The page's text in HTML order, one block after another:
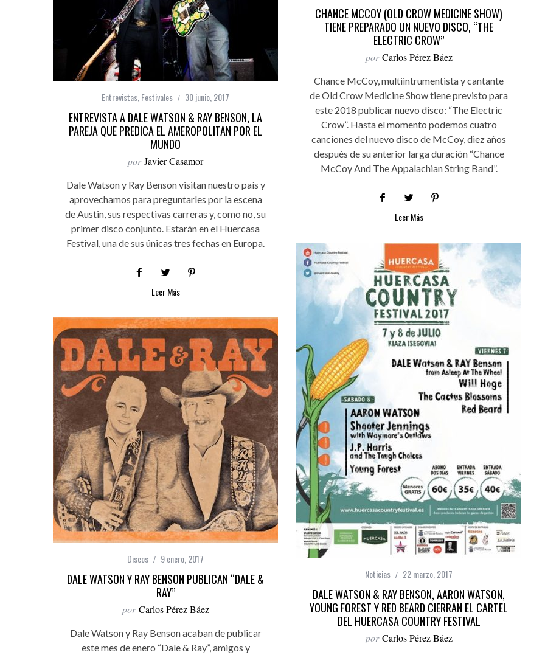
CHANCE MCCOY (OLD CROW MEDICINE SHOW)
TIENE PREPARADO UN NUEVO DISCO, “THE
ELECTRIC CROW”
por Carlos Pérez Báez
Chance McCoy, multiintrumentista y cantante
de Old Crow Medicine Show tiene previsto para
este 2018 publicar nuevo disco: “The Electric
Crow”. Hasta el momento podemos cuatro
canciones del nuevo disco de McCoy, diez años
después de su anterior larga duración “Chance
McCoy And The Appalachian String Band”.
Leer Más
Entrevistas Festivales 30 junio, 2017
ENTREVISTA A DALE WATSON & RAY BENSON, LA
PAREJA QUE PREDICA EL AMEROPOLITAN POR EL
MUNDO
por Javier Casamor
Dale Watson y Ray Benson visitan nuestro país y
aprovechamos para preguntarles por la escena
de Austin, sus respectivas carreras y, como no, su
primer disco conjunto. Estarán en el Huercasa
Festival, una de sus únicas tres fechas en Europa.
Leer Más
Noticias 22 marzo, 2017
DALE WATSON & RAY BENSON, AARON WATSON,
YOUNG FOREST Y RED BEARD CIERRAN EL CARTEL
DEL HUERCASA COUNTRY FESTIVAL
por Carlos Pérez Báez
Discos 9 enero, 2017
DALE WATSON Y RAY BENSON PUBLICAN “DALE &
RAY”
por Carlos Pérez Báez
Dale Watson y Ray Benson acaban de publicar
este mes de enero “Dale & Ray”, amigos y